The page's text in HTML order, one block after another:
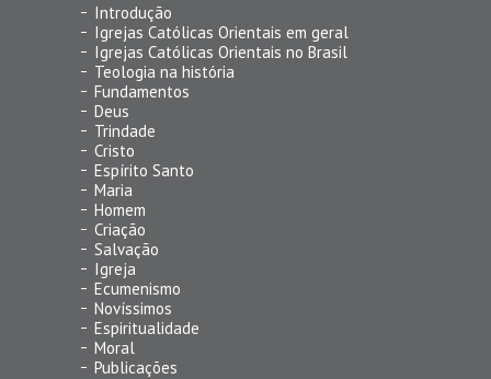
Introdução
Igrejas Católicas Orientais em geral
Igrejas Católicas Orientais no Brasil
Teologia na história
Fundamentos
Deus
Trindade
Cristo
Espírito Santo
Maria
Homem
Criação
Salvação
Igreja
Ecumenismo
Novíssimos
Espiritualidade
Moral
Publicações